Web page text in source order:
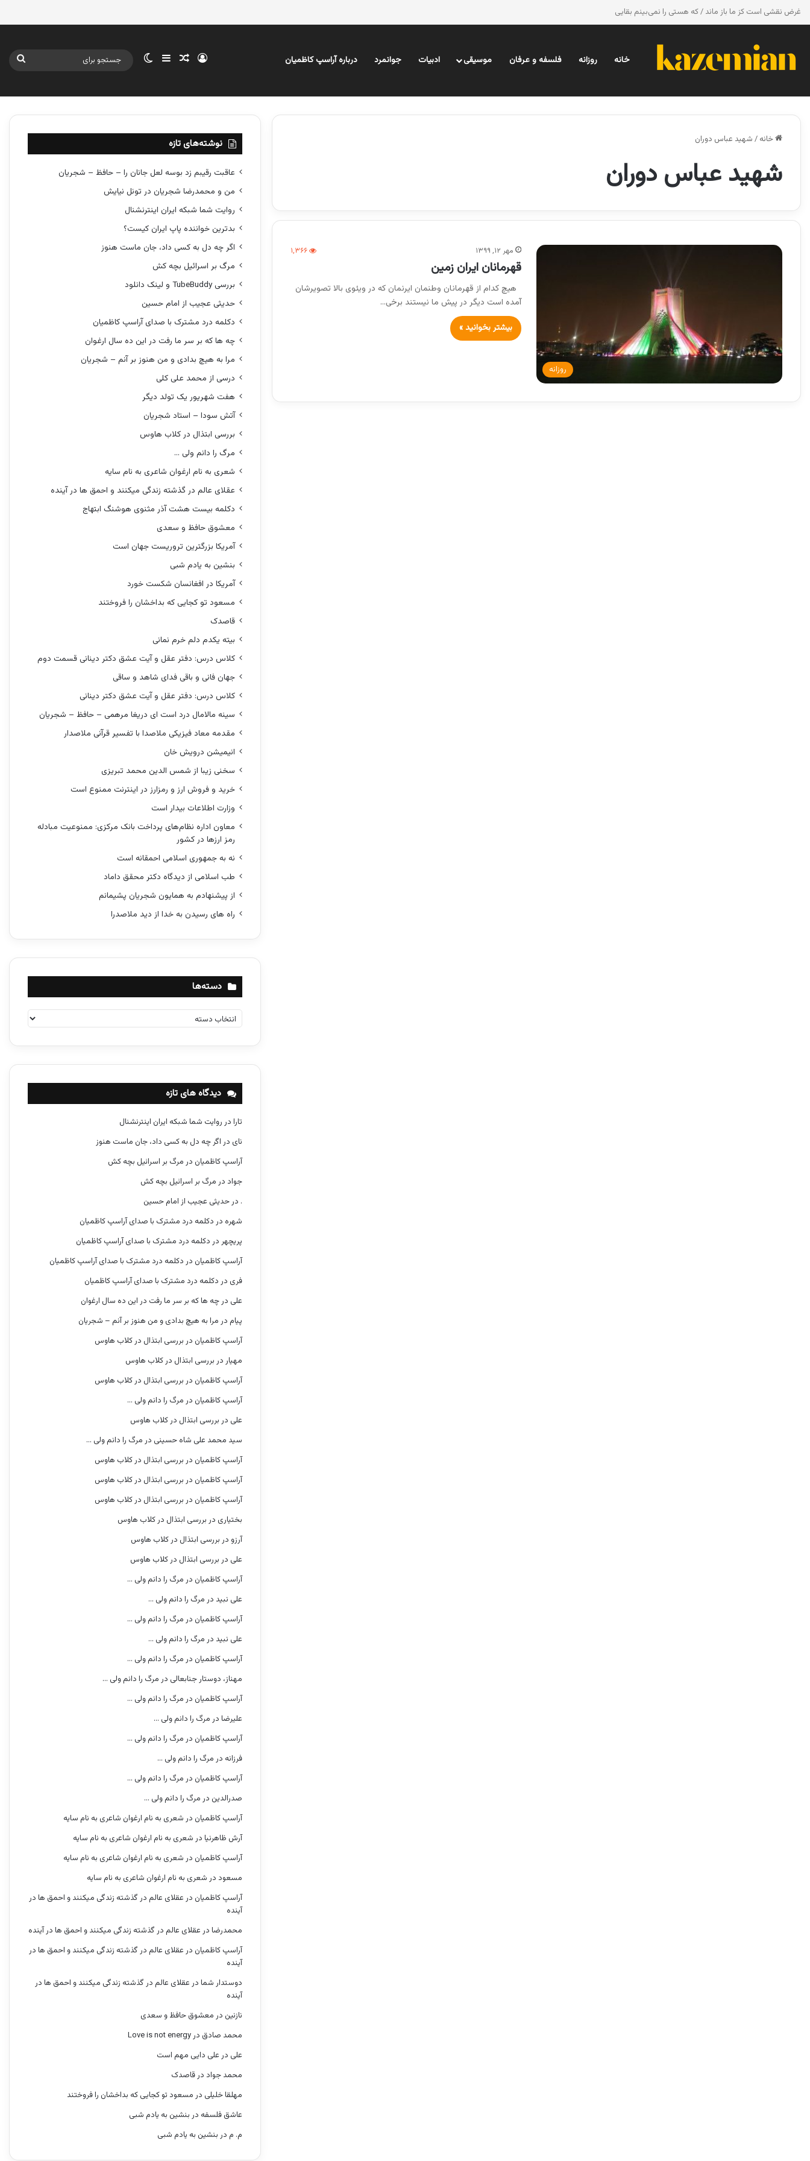
غرض نقشی است کز ما باز ماند / که هستی را نمی‌بینم بقایی
خانه روزانه فلسفه و عرفان موسیقی ادبیات جوانمرد درباره آراسپ کاظمیان ورود نوشته تصادفی
سایدبار تغییر پوسته
خانه / شهید عباس دوران
شهید عباس دوران
روزانه
مهر ۱۲, ۱۳۹۹ ۱,۳۶۶
قهرمانان ایران زمین
هیچ کدام از قهرمانان وطنمان ایرنمان که در ویئوی بالا تصویرشان
آمده است دیگر در پیش ما نیستند برخی…
بیشتر بخوانید »
نوشته‌های تازه
عاقبت رقیبم زد بوسه لعل جانان را – حافظ – شجریان
من و محمدرضا شجریان در تونل نیایش
روایت شما شبکه ایران اینترنشنال
بدترین خواننده پاپ ایران کیست؟
اگر چه دل به کسی داد، جان ماست هنوز
مرگ بر اسرائیل بچه کش
بررسی TubeBuddy و لینک دانلود
حدیثی عجیب از امام حسین
دکلمه درد مشترک با صدای آراسپ کاظمیان
چه ها که بر سر ما رفت در این ده سال ارغوان
مرا به هیچ بدادی و من هنوز بر آنم – شجریان
درسی از محمد علی کلی
هفت شهریور یک تولد دیگر
آتش سودا – استاد شجریان
بررسی ابتذال در کلاب هاوس
مرگ را دانم ولی …
شعری به نام ارغوان شاعری به نام سایه
عقلای عالم در گذشته زندگی میکنند و احمق ها در آینده
دکلمه بیست هشت آذر مثنوی هوشنگ ابتهاج
معشوق حافظ و سعدی
آمریکا بزرگترین تروریست جهان است
بنشین به یادم شبی
آمریکا در افغانسان شکست خورد
مسعود تو کجایی که بداخشان را فروختند
قاصدک
بیته یکدم دلم خرم نمانی
کلاس درس: دفتر عقل و آیت عشق دکتر دینانی قسمت دوم
جهان فانی و باقی فدای شاهد و ساقی
کلاس درس: دفتر عقل و آیت عشق دکتر دینانی
سینه مالامال درد است ای دریغا مرهمی – حافظ – شجریان
مقدمه معاد فیزیکی ملاصدا با تفسیر قرآنی ملاصدار
انیمیشن درویش خان
سخنی زیبا از شمس الدین محمد تبریزی
خرید و فروش ارز و رمزارز در اینترنت ممنوع است
وزارت اطلاعات بیدار است
معاون اداره نظام‌های پرداخت بانک مرکزی: ممنوعیت مبادله
رمز ارزها در کشور
نه به جمهوری اسلامی احمقانه است
طب اسلامی از دیدگاه دکتر محقق داماد
از پیشنهادم به همایون شجریان پشیمانم
راه های رسیدن به خدا از دید ملاصدرا
دسته‌ها
س
ه
دیدگاه های تازه
تارا در روایت شما شبکه ایران اینترنشنال
نای در اگر چه دل به کسی داد، جان ماست هنوز
آراسپ کاظمیان در مرگ بر اسرائیل بچه کش
جواد در مرگ بر اسرائیل بچه کش
. درحدیثی عجیب از امام حسین
شهره در دکلمه درد مشترک با صدای آراسپ کاظمیان
پریچهر در دکلمه درد مشترک با صدای آراسپ کاظمیان
آراسپ کاظمیان در دکلمه درد مشترک با صدای آراسپ کاظمیان
فری در دکلمه درد مشترک با صدای آراسپ کاظمیان
علی درچه ها که بر سر ما رفت در این ده سال ارغوان
پیام در مرا به هیچ بدادی و من هنوز بر آنم – شجریان
آراسپ کاظمیان در بررسی ابتذال در کلاب هاوس
مهیار در بررسی ابتذال در کلاب هاوس
آراسپ کاظمیان در بررسی ابتذال در کلاب هاوس
آراسپ کاظمیان در مرگ را دانم ولی …
علی در بررسی ابتذال در کلاب هاوس
سید محمد علی شاه حسینی در مرگ را دانم ولی …
آراسپ کاظمیان در بررسی ابتذال در کلاب هاوس
آراسپ کاظمیان در بررسی ابتذال در کلاب هاوس
آراسپ کاظمیان در بررسی ابتذال در کلاب هاوس
بختیاری در بررسی ابتذال در کلاب هاوس
آرزو در بررسی ابتذال در کلاب هاوس
علی در بررسی ابتذال در کلاب هاوس
آراسپ کاظمیان در مرگ را دانم ولی …
علی نبید در مرگ را دانم ولی …
آراسپ کاظمیان در مرگ را دانم ولی …
علی نبید در مرگ را دانم ولی …
آراسپ کاظمیان در مرگ را دانم ولی …
مهناز، دوستار جنابعالی در مرگ را دانم ولی …
آراسپ کاظمیان در مرگ را دانم ولی …
علیرضا در مرگ را دانم ولی …
آراسپ کاظمیان در مرگ را دانم ولی …
فرزانه در مرگ را دانم ولی …
آراسپ کاظمیان در مرگ را دانم ولی …
صدرالدین در مرگ را دانم ولی …
آراسپ کاظمیان در شعری به نام ارغوان شاعری به نام سایه
آرش ظاهرنیا در شعری به نام ارغوان شاعری به نام سایه
آراسپ کاظمیان در شعری به نام ارغوان شاعری به نام سایه
مسعود در شعری به نام ارغوان شاعری به نام سایه
آراسپ کاظمیان در عقلای عالم در گذشته زندگی میکنند و احمق ها در
آینده
محمدرضا در عقلای عالم در گذشته زندگی میکنند و احمق ها در آینده
آراسپ کاظمیان در عقلای عالم در گذشته زندگی میکنند و احمق ها در
آینده
دوستدار شما در عقلای عالم در گذشته زندگی میکنند و احمق ها در
آینده
نازنین در معشوق حافظ و سعدی
محمد صادق درLove is not energy
علی در علی دایی مهم است
محمد جواد درقاصدک
مهلقا خلیلی در مسعود تو کجایی که بداخشان را فروختند
عاشق فلسفه در بنشین به یادم شبی
م. م در بنشین به یادم شبی